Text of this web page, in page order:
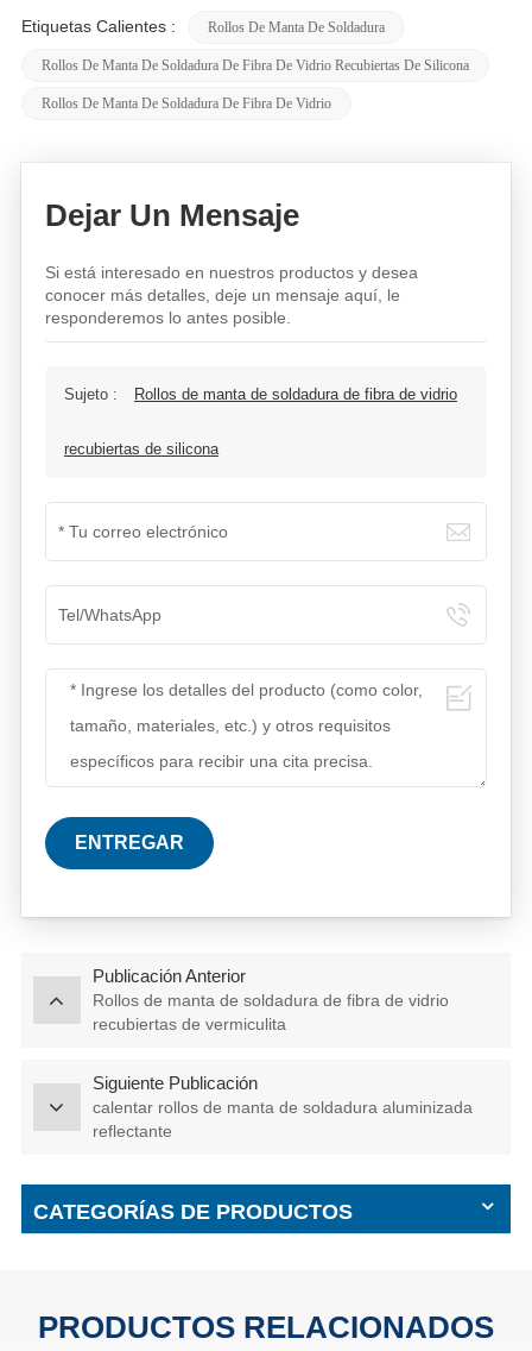
Etiquetas Calientes : Rollos De Manta De Soldadura
Rollos De Manta De Soldadura De Fibra De Vidrio Recubiertas De Silicona
Rollos De Manta De Soldadura De Fibra De Vidrio
Dejar Un Mensaje
Si está interesado en nuestros productos y desea
conocer más detalles, deje un mensaje aquí, le
responderemos lo antes posible.
Sujeto : Rollos de manta de soldadura de fibra de vidrio
recubiertas de silicona
ENTREGAR
Publicación Anterior
Rollos de manta de soldadura de fibra de vidrio
recubiertas de vermiculita
Siguiente Publicación
calentar rollos de manta de soldadura aluminizada
reflectante
CATEGORÍAS DE PRODUCTOS
PRODUCTOS RELACIONADOS